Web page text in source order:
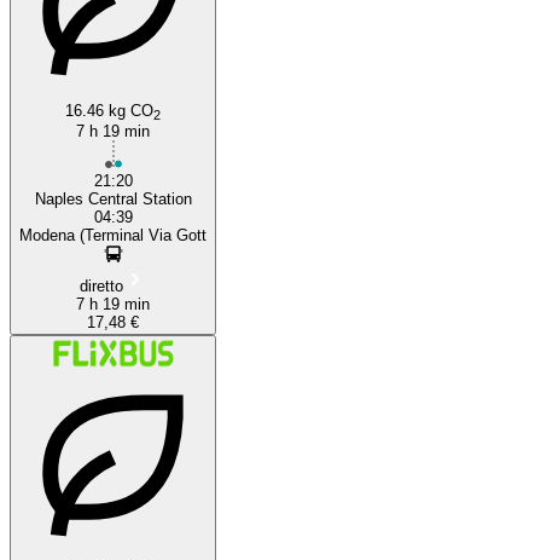
16.46 kg CO2
7 h 19 min
21:20
Naples Central Station
04:39
Modena (Terminal Via Gott
diretto
7 h 19 min
17,48 €